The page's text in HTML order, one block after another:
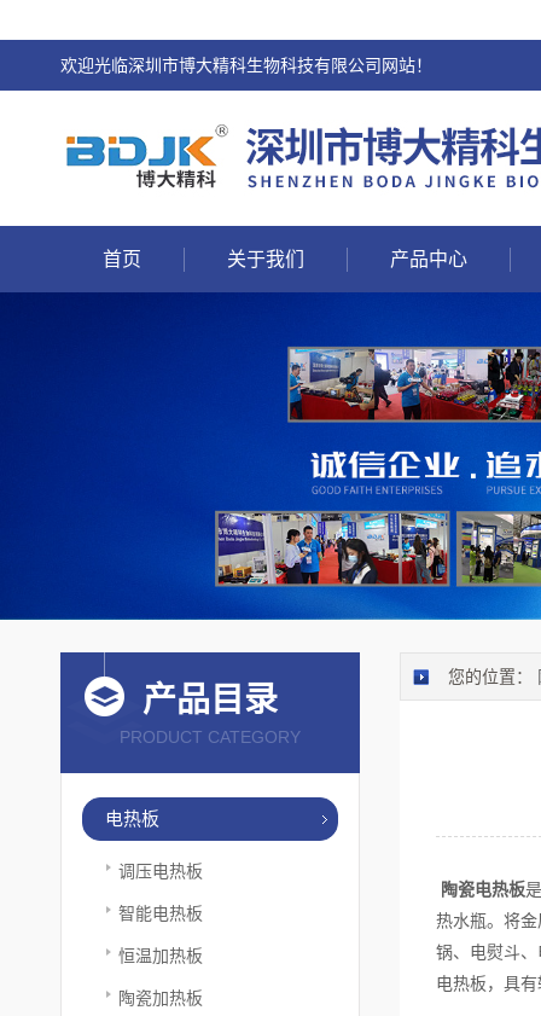
欢迎光临深圳市博大精科生物科技有限公司网站！
首页 关于我们 产品中心
产品目录
PRODUCT CATEGORY
电热板
调压电热板
智能电热板
恒温加热板
陶瓷加热板
您的位置：
陶瓷电热板
热水瓶。将
锅、电熨斗
电热板，具